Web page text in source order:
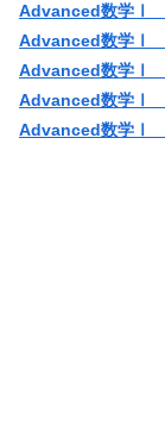
Advanced数学Ⅰ
Advanced数学Ⅰ
Advanced数学Ⅰ
Advanced数学Ⅰ
Advanced数学Ⅰ